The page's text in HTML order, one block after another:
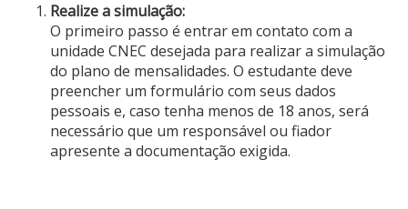
Realize a simulação:
O primeiro passo é entrar em contato com a
unidade CNEC desejada para realizar a simulação
do plano de mensalidades. O estudante deve
preencher um formulário com seus dados
pessoais e, caso tenha menos de 18 anos, será
necessário que um responsável ou fiador
apresente a documentação exigida.